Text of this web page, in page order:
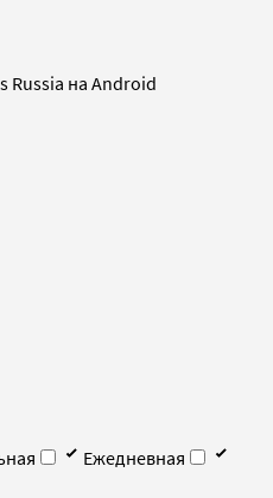
на Android
Ежедневная